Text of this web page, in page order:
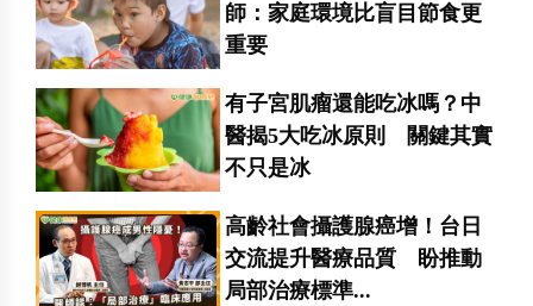
師：家庭環境比盲目節食更
重要
有子宮肌瘤還能吃冰嗎？中
醫揭5大吃冰原則 關鍵其實
不只是冰
高齡社會攝護腺癌增！台日
交流提升醫療品質 盼推動
局部治療標準...